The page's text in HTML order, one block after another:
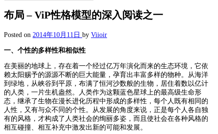
布局 – ViP性格模型的深入阅读之一
Posted on 2014年10月11日 by Viioir
一、个性的多样性和相似性
在美丽的地球上，存在着一个经过亿万年演化而来的生态环境，它依
赖太阳赐予的源源不断的巨大能量，孕育出丰富多样的物种。从海洋
到绿地，从峡谷到平原，布满了恒河沙数般的生物，居住着数以亿计
的人类，一片生机盎然。人类作为这颗蓝色星球上的最高级生命形
态，继承了生物在漫长进化历程中形成的多样性，每个人既有相同的
人性，又有与众不同的个性。从发展的角度来说，正是每个人各自独
有的风格，才构成了人类社会的绚丽多姿，而且使社会在各种风格的
相互碰撞、相互补充中激发出新的可能和发展。